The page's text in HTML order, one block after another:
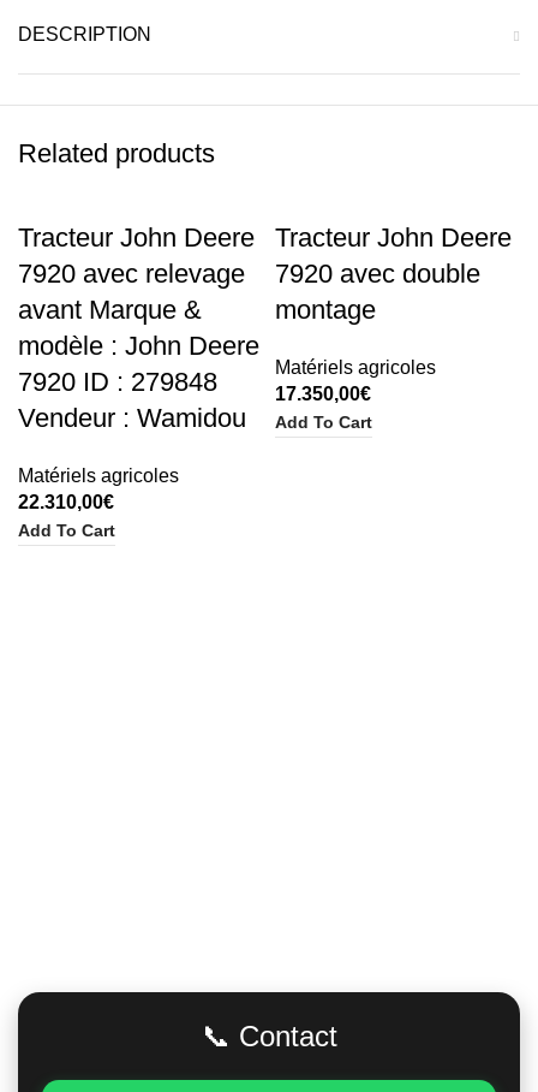
DESCRIPTION
Related products
Tracteur John Deere
7920 avec relevage
avant Marque &
modèle : John Deere
7920 ID : 279848
Vendeur : Wamidou
Matériels agricoles
22.310,00€
Add To Cart
Tracteur John Deere
7920 avec double
montage
Matériels agricoles
17.350,00€
Add To Cart
📞 Contact